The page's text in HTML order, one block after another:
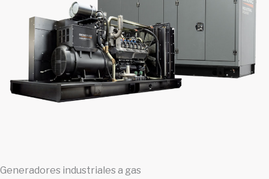
Generadores industriales a gas